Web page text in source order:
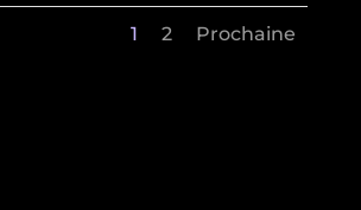
1 2 Prochaine